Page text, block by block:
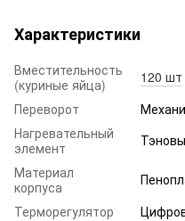
Характеристики
Вместительность
(куриные яйца)
120 шт
Переворот
Нагревательный
элемент
Материал
корпуса
Терморегулятор